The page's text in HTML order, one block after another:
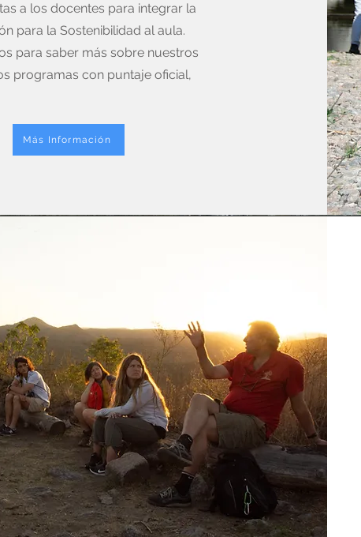
a los docentes para integrar la
para la Sostenibilidad al aula.
para saber más sobre nuestros
programas con puntaje oficial,
Más Información